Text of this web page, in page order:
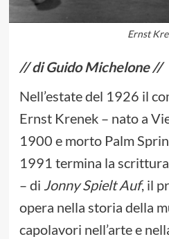
Ernst
// di Guido Michelone //
Nell’estate del 1926 il
Ernst Krenek – nato a
1900 e morto Palm
1991 termina la
– di Jonny Spielt Auf, il
opera nella storia della
capolavori nell’arte e